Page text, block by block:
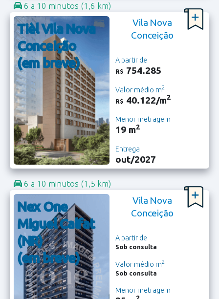
6 a 10 minutos (1,6 km)
Tièl Vila Nova
Conceição
(em breve)
Vila Nova
Conceição
A partir de
R$ 754.285
Valor médio m2
R$ 40.122/m2
Menor metragem
19 m2
Entrega
out/2027
6 a 10 minutos (1,5 km)
Nex One
Miguel Calfat
(NR)
(em breve)
Vila Nova
Conceição
A partir de
Sob consulta
Valor médio m2
Sob consulta
Menor metragem